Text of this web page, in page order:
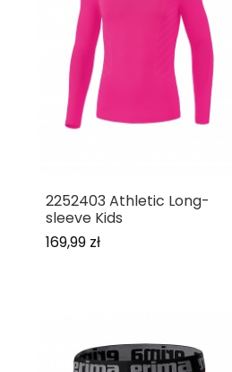
2252403 Athletic Long-
sleeve Kids
169,99 zł